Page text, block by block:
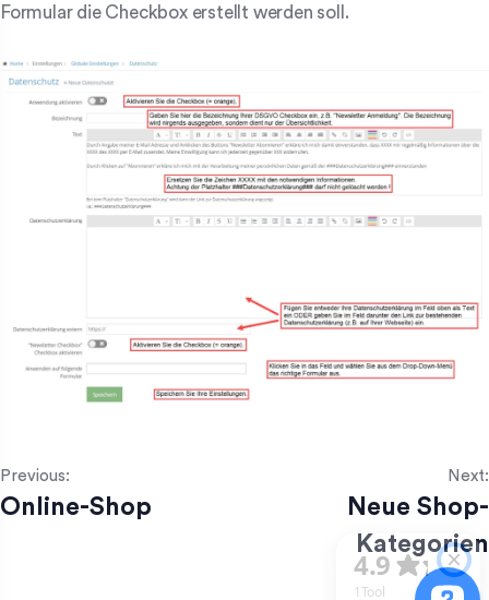
Formular die Checkbox erstellt werden soll.
Previous:
Online-Shop
Next:
Neue Shop-
Kategorien